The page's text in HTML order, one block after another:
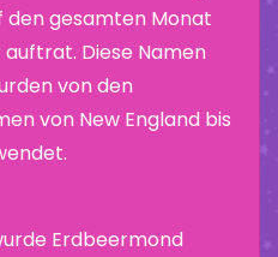
den gesamten Monat
Diese Namen
von den
von New England bis
Erdbeermond